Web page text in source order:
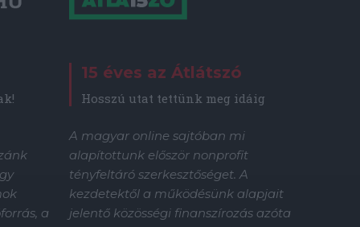
a
15 éves az Átlátszó
Hosszú utat tettünk meg idáig
A magyar online sajtóban mi
alapítottunk először nonprofit
tényfeltáró szerkesztőséget. A
kezdetektől a működésünk alapjait
jelentő közösségi finanszírozás azóta